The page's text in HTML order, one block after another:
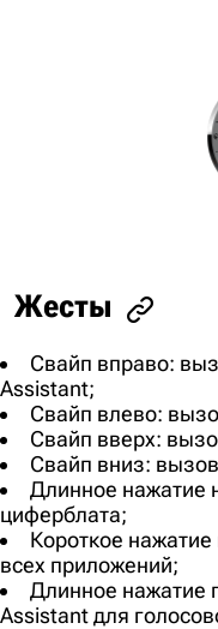
Жесты
Свайп вправо:
Assistant;
Свайп влево:
Свайп вверх:
Свайп вниз:
Длинное нажатие
циферблата;
Короткое
всех приложений;
Длинное нажатие
Assistant для